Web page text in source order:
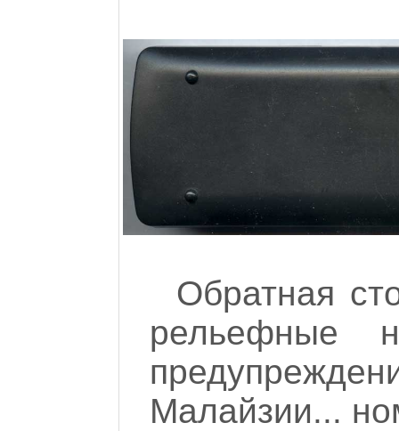
Обратная
рельефные
Малайзии...